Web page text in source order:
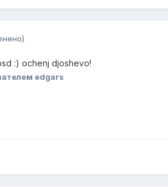
:) ochenj djoshevo!
edgars